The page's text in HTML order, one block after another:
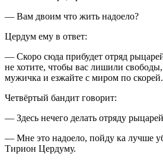
— Вам двоим что жить надоело?
Цердум ему в ответ:
— Скоро сюда прибудет отряд
не хотите, чтобы вас лишили свободы,
мужичка и езжайте с миром по скорей.
Четвёртый бандит говорит:
— Здесь нечего делать отряду
— Мне это надоело, пойду ка лучше
Тирион Цердуму.